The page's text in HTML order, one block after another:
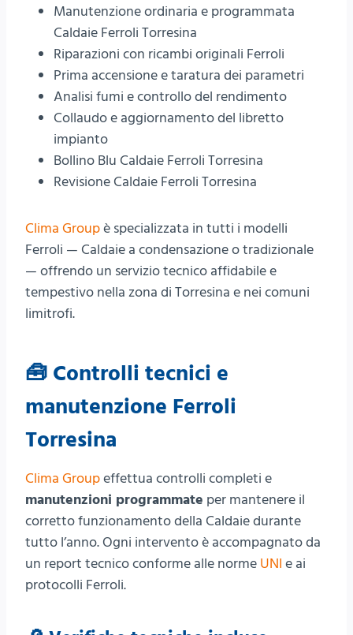
Manutenzione ordinaria e programmata
Caldaie Ferroli Torresina
Riparazioni con ricambi originali Ferroli
Prima accensione e taratura dei parametri
Analisi fumi e controllo del rendimento
Collaudo e aggiornamento del libretto
impianto
Bollino Blu Caldaie Ferroli Torresina
Revisione Caldaie Ferroli Torresina
Clima Groupè specializzata in tutti i modelli
Ferroli — Caldaie a condensazione o tradizionale
— offrendo un servizio tecnico affidabile e
tempestivo nella zona di Torresina e nei comuni
limitrofi.
🧰 Controlli tecnici e
manutenzione Ferroli
Torresina
Clima Groupeffettua controlli completi e
manutenzioni programmate per mantenere il
corretto funzionamento della Caldaie durante
tutto l’anno. Ogni intervento è accompagnato da
un report tecnico conforme alle norme UNI e ai
protocolli Ferroli.